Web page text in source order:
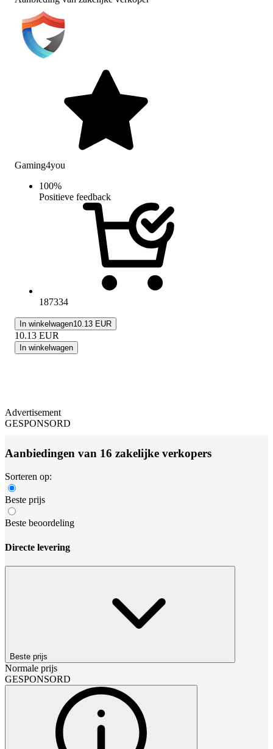
Gaming4you
100%
Positieve feedback
187334
In winkelwagen10.13 EUR
10.13 EUR
In winkelwagen
Advertisement
GESPONSORD
Aanbiedingen van 16 zakelijke verkopers
Sorteren op:
Beste prijs
Beste beoordeling
Directe levering
Beste prijs
Normale prijs
GESPONSORD